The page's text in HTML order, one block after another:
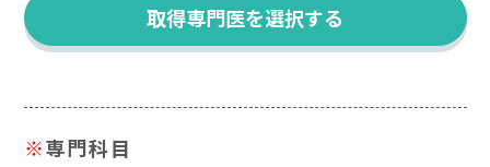
取得専門医を選択する
※専門科目